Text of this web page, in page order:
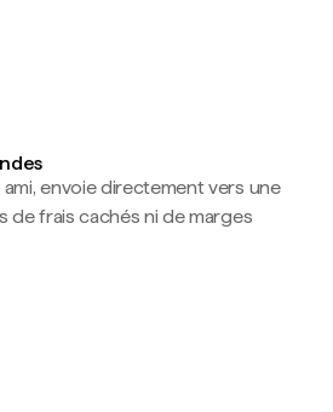
envoie directement vers une
de frais cachés ni de marges